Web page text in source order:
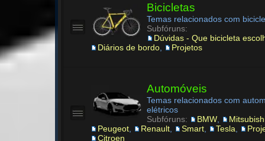
Bicicletas
Temas relacionados com
Subfóruns:
Dúvidas - Que bicicleta
Diários de bordo
Projetos
Automóveis
Temas relacionados com
elétricos
Subfóruns:
BMW
Peugeot
Renault Smart Tesla
Citroen